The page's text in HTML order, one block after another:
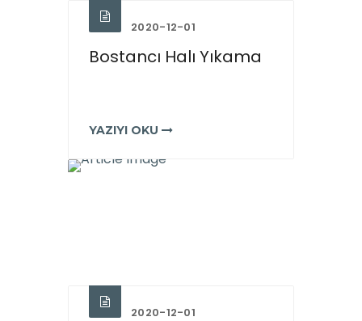
2020-12-01
Bostancı Halı Yıkama
YAZIYI OKU
2020-12-01